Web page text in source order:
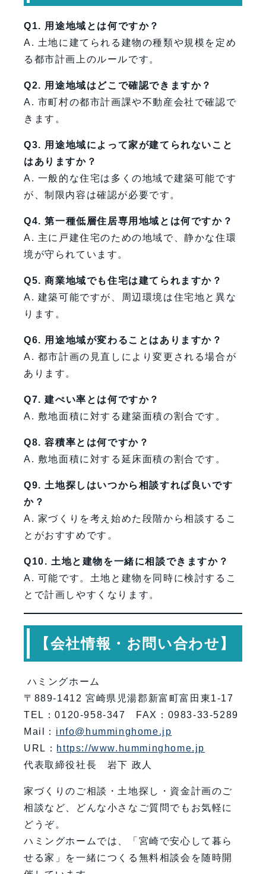
Q1. 用途地域とは何ですか？
A. 土地に建てられる建物の種類や規模を定め
る都市計画上のルールです。
Q2. 用途地域はどこで確認できますか？
A. 市町村の都市計画課や不動産会社で確認で
きます。
Q3. 用途地域によって家が建てられないこと
はありますか？
A. 一般的な住宅は多くの地域で建築可能です
が、制限内容は確認が必要です。
Q4. 第一種低層住居専用地域とは何ですか？
A. 主に戸建住宅のための地域で、静かな住環
境が守られています。
Q5. 商業地域でも住宅は建てられますか？
A. 建築可能ですが、周辺環境は住宅地と異な
ります。
Q6. 用途地域が変わることはありますか？
A. 都市計画の見直しにより変更される場合が
あります。
Q7. 建ぺい率とは何ですか？
A. 敷地面積に対する建築面積の割合です。
Q8. 容積率とは何ですか？
A. 敷地面積に対する延床面積の割合です。
Q9. 土地探しはいつから相談すれば良いです
か？
A. 家づくりを考え始めた段階から相談するこ
とがおすすめです。
Q10. 土地と建物を一緒に相談できますか？
A. 可能です。土地と建物を同時に検討するこ
とで計画しやすくなります。
【会社情報・お問い合わせ】
ハミングホーム
〒889-1412 宮崎県児湯郡新富町富田東1-17
TEL：0120-958-347 FAX：0983-33-5289
Mail： info@humminghome.jp
URL： https://www.humminghome.jp
代表取締役社長 岩下 政人
家づくりのご相談・土地探し・資金計画のご
相談など、どんな小さなご質問でもお気軽に
どうぞ。
ハミングホームでは、「宮崎で安心して暮ら
せる家」を一緒につくる無料相談会を随時開